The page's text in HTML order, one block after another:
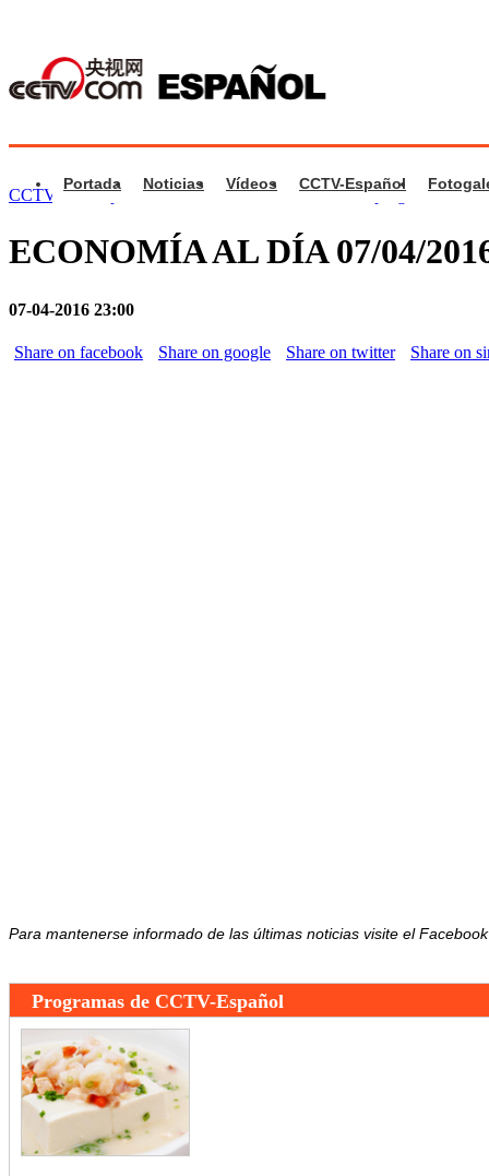
Portada Noticias Vídeos CCTV-Español
CCTV.com Español>Economía al Día >Videos de programa
ECONOMÍA AL DÍA 07/04/
07-04-2016 23:00
Share on facebook Share on google Share on twitter Share on
Para mantenerse informado de las últimas noticias visite el
Programas de CCTV-Español